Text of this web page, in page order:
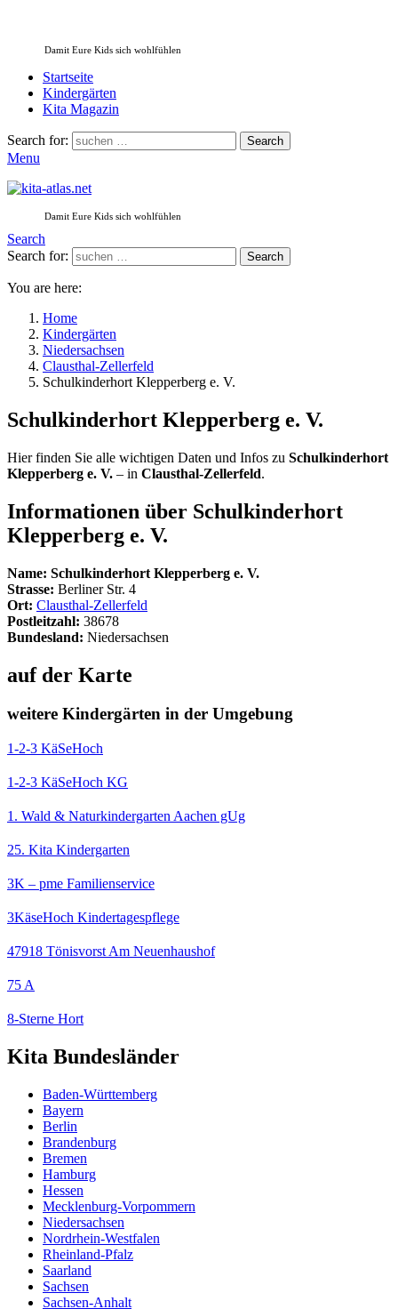
Damit Eure Kids sich wohlfühlen
Startseite
Kindergärten
Kita Magazin
Search for: Search
Menu
Damit Eure Kids sich wohlfühlen
Search
Search for:
Search
You are here:
Home
Kindergärten
Niedersachsen
Clausthal-Zellerfeld
Schulkinderhort Klepperberg e. V.
Schulkinderhort Klepperberg e. V.
Hier finden Sie alle wichtigen Daten und Infos zu Schulkinderhort
Klepperberg e. V. – in Clausthal-Zellerfeld.
Informationen über Schulkinderhort
Klepperberg e. V.
Name: Schulkinderhort Klepperberg e. V.
Strasse: Berliner Str. 4
Ort: Clausthal-Zellerfeld
Postleitzahl: 38678
Bundesland: Niedersachsen
auf der Karte
weitere Kindergärten in der Umgebung
1-2-3 KäSeHoch
1-2-3 KäSeHoch KG
1. Wald & Naturkindergarten Aachen gUg
25. Kita Kindergarten
3K – pme Familienservice
3KäseHoch Kindertagespflege
47918 Tönisvorst Am Neuenhaushof
75 A
8-Sterne Hort
Kita Bundesländer
Baden-Württemberg
Bayern
Berlin
Brandenburg
Bremen
Hamburg
Hessen
Mecklenburg-Vorpommern
Niedersachsen
Nordrhein-Westfalen
Rheinland-Pfalz
Saarland
Sachsen
Sachsen-Anhalt